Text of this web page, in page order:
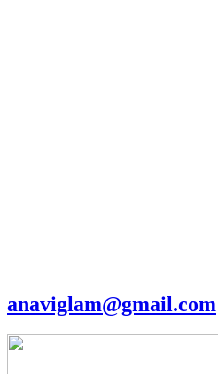
anaviglam@gmail.com